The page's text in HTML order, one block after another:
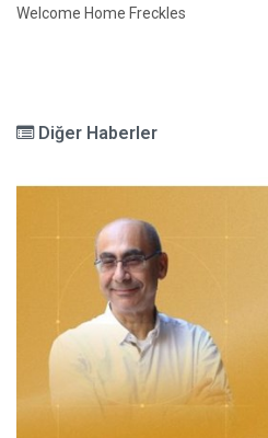
Welcome Home Freckles
Diğer Haberler